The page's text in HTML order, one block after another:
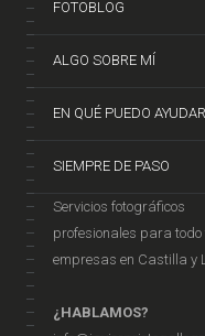
FOTOBLOG
ALGO SOBRE MÍ
EN QUÉ PUEDO
SIEMPRE DE PASO
Servicios fotográficos
profesionales para todo
empresas en Castilla y
¿HABLAMOS?